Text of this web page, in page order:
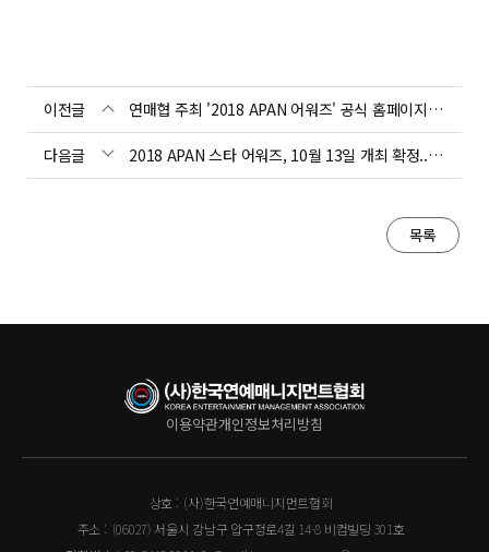
이전글 연매협 주최 '2018 APAN 어워즈' 공식 홈페이지 오픈
다음글 2018 APAN 스타 어워즈, 10월 13일 개최 확정..tvN 방송
목록
이용약관개인정보처리방침
상호 : (사)한국연예매니지먼트협회
주소 : (06027) 서울시 강남구 압구정로4길 14-8 비컴빌딩 301호